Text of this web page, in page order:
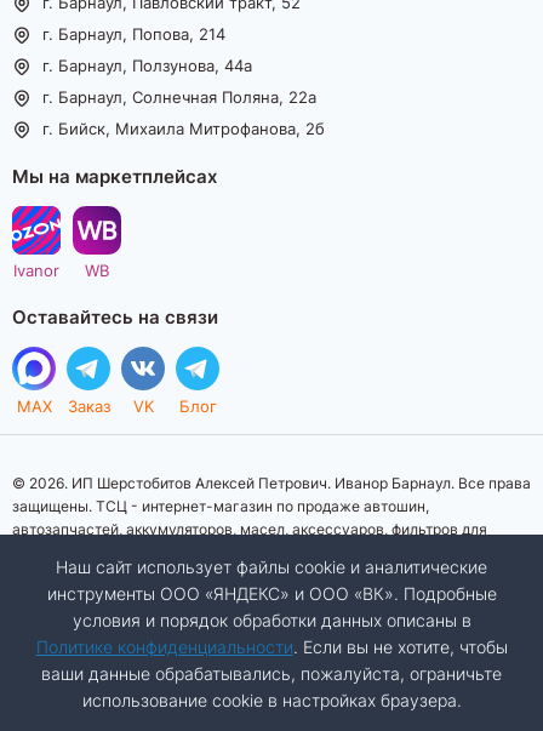
г. Барнаул, Попова, 214
г. Барнаул, Ползунова, 44а
г. Барнаул, Солнечная Поляна, 22а
г. Бийск, Михаила Митрофанова, 2б
Мы на маркетплейсах
Ivanor WB
Оставайтесь на связи
MAX Заказ VK Блог
© 2026. ИП Шерстобитов Алексей Петрович. Иванор Барнаул. Все права
защищены. ТСЦ - интернет-магазин по продаже автошин,
автозапчастей, аккумуляторов, масел, аксессуаров, фильтров для
информационный характер. Представленная информация о товарах, их
стоимости, характеристик, фото, наличия на складе ни при каких
условиях не является публичной офертой, определяемой положениями
Статьи 437 (2) Гражданского кодекса Российской Федерации.
Изображения товаров на фотографиях, представленных на сайте, могут
отличаться от оригиналов. Копирование материалов сайта запрещено.
Наш сайт использует файлы cookie и аналитические
инструменты ООО «ЯНДЕКС» и ООО «ВК». Подробные
условия и порядок обработки данных описаны в
Политике конфиденциальности. Если вы не хотите, чтобы
ваши данные обрабатывались, пожалуйста, ограничьте
использование cookie в настройках браузера.